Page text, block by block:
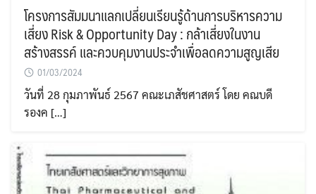
โครงการสัมมนาแลกเปลี่ยนเรียนรู้ด้านการบริหารความ
เสี่ยง Risk & Opportunity Day : กล้าเสี่ยงในงาน
สร้างสรรค์ และควบคุมงานประจำเพื่อลดความสูญเสีย
01/03/2024
วันที่ 28 กุมภาพันธ์ 2567 คณะเภสัชศาสตร์ โดย คณบดี
รองค […]